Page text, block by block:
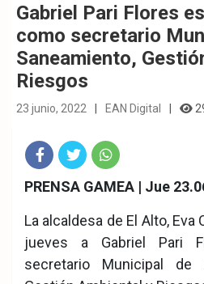
Gabriel Pari Flores
como secretario
Saneamiento,
Riesgos
23 junio, 2022 EAN Digital
Fac
ook
Twit
ter
Wha
tsA
pp
PRENSA GAMEA | Jue
La alcaldesa de El Alto,
jueves a Gabriel Pari
secretario Municipal de